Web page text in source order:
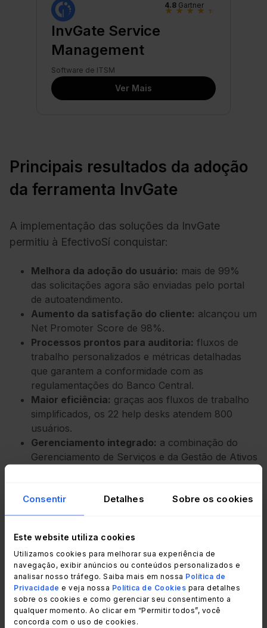
Consentir Detalhes Sobre os cookies
Este website utiliza cookies
Utilizamos cookies para melhorar sua experiência de
navegação, exibir anúncios ou conteúdos personalizados e
analisar nosso tráfego. Saiba mais em nossa Política de
Privacidade e veja nossa Política de Cookies para detalhes
sobre os cookies e como gerenciar seu consentimento a
qualquer momento. Ao clicar em “Permitir todos”, você
concorda com o uso de cookies.
InvGate Service
Management
Software de ITSM
4.8 Gartner
★ ★ ★ ★ ★
Ver Mais
Principais resultados da adoção
da ferramenta InvGate
A implementação das soluções da InvGate
permitiu à EfectivoSí conquistar:
Melhora da adoção do usuário: mais de 99%
das solicitações agora são enviadas pelo portal
de autoatendimento.
Aumento da satisfação do cliente: alcançou um
Net Promoter Score de 98%.
Processos prontos para auditoria: fluxos de
trabalho personalizados e métricas detalhadas
que garantem a conformidade com as
regulamentações do Banco Central.
Maior eficiência: graças aos fluxos de trabalho
simplificados, os 22 help desks atendem 800
usuários.
Gerenciamento integrado: a combinação do
Gerenciamento de Serviços e da Gestão de Ativos
Gerenciamento de Serviços
pronto para auditoria
A EfectivoSí opera em um ambiente regulatório
complexo, no qual diferentestipos de ativos